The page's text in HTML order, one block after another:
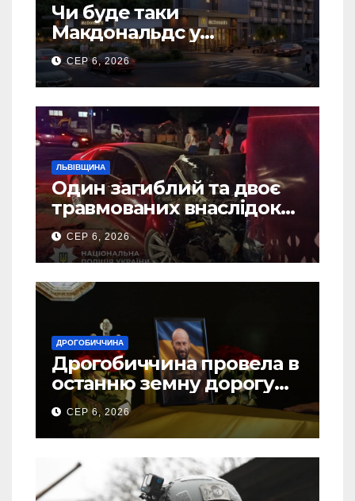
Чи буде таки
Макдональдс у
Дрогобичі? (Фото)
СЕР 6, 2026
ЛЬВІВЩИНА
Один загиблий та двоє
травмованих внаслідок
ДТП на Самбірщині
СЕР 6, 2026
ДРОГОБИЧЧИНА
Дрогобиччина провела в
останню земну дорогу
свого Захисника – Олега
Торського
СЕР 6, 2026